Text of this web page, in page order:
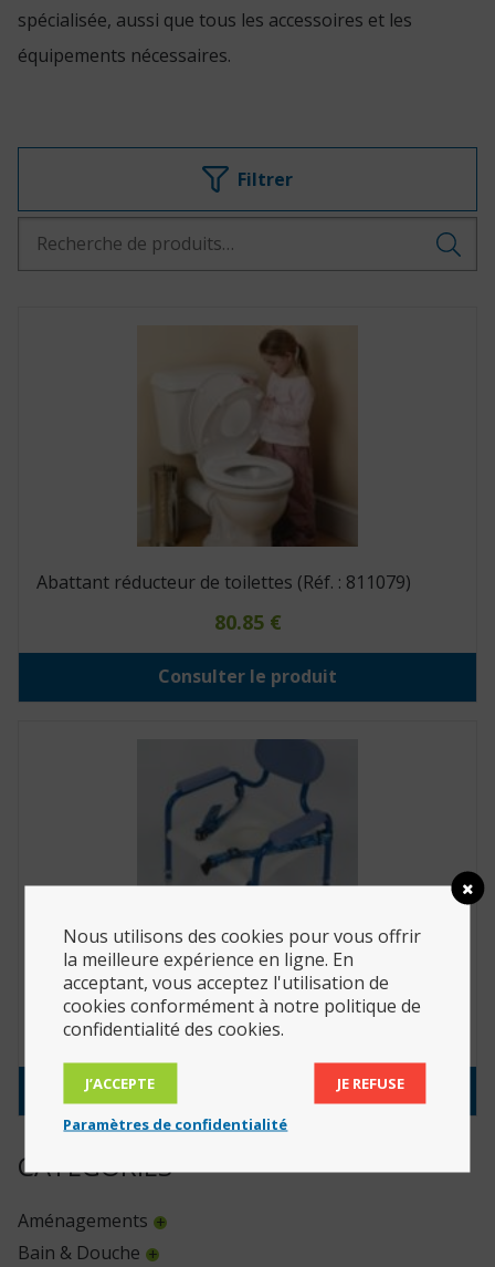
CATÉGORIES
Aménagements
Bain & Douche
spécialisée, aussi que tous les accessoires et les
équipements nécessaires.
pour :
Abattant réducteur de toilettes (Réf. : 811079)
80.85 €
Consulter le produit
Fauteuil de toilette Nuevo (Réf. : 811098)
295.90€
Consulter le produit
Nous utilisons des cookies pour vous offrir
la meilleure expérience en ligne. En
acceptant, vous acceptez l'utilisation de
cookies conformément à notre politique de
confidentialité des cookies.
J’ACCEPTE JE REFUSE
Paramètres de confidentialité